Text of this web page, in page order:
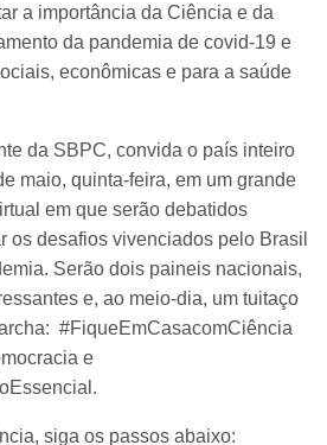
a importância da Ciência e da
da pandemia de covid-19 e
econômicas e para a saúde
da SBPC, convida o país inteiro
maio, quinta-feira, em um grande
em que serão debatidos
os desafios vivenciados pelo Brasil
Serão dois paineis nacionais,
e, ao meio-dia, um tuitaço
#FiqueEmCasacomCiência
e
siga os passos abaixo: